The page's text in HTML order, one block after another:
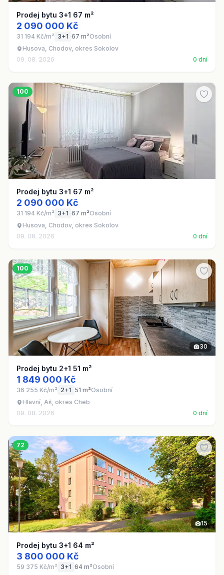
Prodej bytu 3+1 67 m²
2 090 000 Kč
31 194 Kč/m² 3+1 67 m²Osobní
Husova, Chodov, okres Sokolov
09. 08. 2026
0 dní
100
Prodej bytu 3+1 67 m²
2 090 000 Kč
31 194 Kč/m² 3+1 67 m²Osobní
Husova, Chodov, okres Sokolov
09. 08. 2026
0 dní
100
30
Prodej bytu 2+1 51 m²
1 849 000 Kč
36 255 Kč/m² 2+1 51 m²Osobní
Hlavní, Aš, okres Cheb
09. 08. 2026
0 dní
72
15
Prodej bytu 3+1 64 m²
3 800 000 Kč
59 375 Kč/m² 3+1 64 m²Osobní